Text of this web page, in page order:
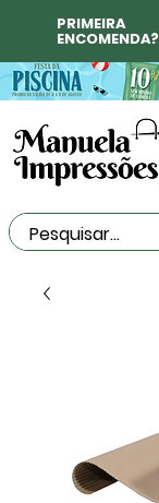
PRIMEIRA
ENCOMENDA?